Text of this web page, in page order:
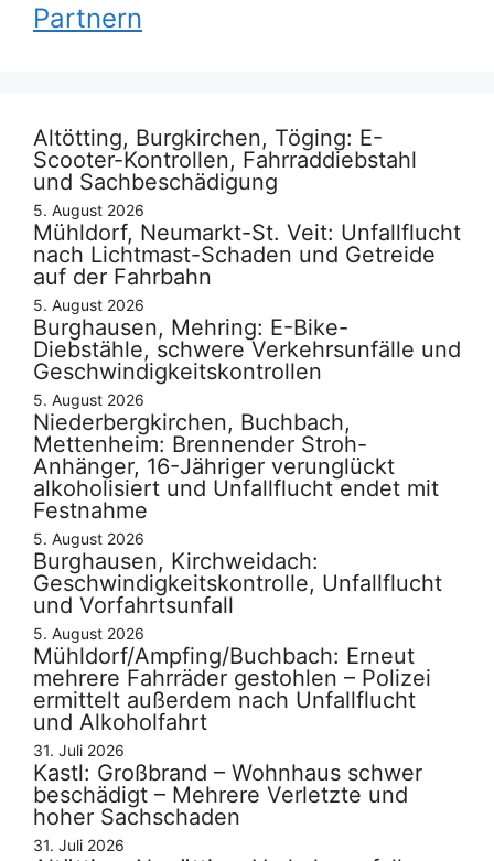
Partnern
Altötting, Burgkirchen, Töging: E-
Scooter-Kontrollen, Fahrraddiebstahl
und Sachbeschädigung
5. August 2026
Mühldorf, Neumarkt-St. Veit: Unfallflucht
nach Lichtmast-Schaden und Getreide
auf der Fahrbahn
5. August 2026
Burghausen, Mehring: E-Bike-
Diebstähle, schwere Verkehrsunfälle und
Geschwindigkeitskontrollen
5. August 2026
Niederbergkirchen, Buchbach,
Mettenheim: Brennender Stroh-
Anhänger, 16-Jähriger verunglückt
alkoholisiert und Unfallflucht endet mit
Festnahme
5. August 2026
Burghausen, Kirchweidach:
Geschwindigkeitskontrolle, Unfallflucht
und Vorfahrtsunfall
5. August 2026
Mühldorf/Ampfing/Buchbach: Erneut
mehrere Fahrräder gestohlen – Polizei
ermittelt außerdem nach Unfallflucht
und Alkoholfahrt
31. Juli 2026
Kastl: Großbrand – Wohnhaus schwer
beschädigt – Mehrere Verletzte und
hoher Sachschaden
31. Juli 2026